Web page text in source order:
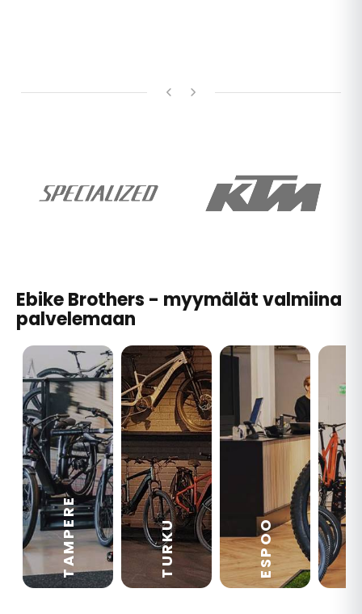
Ebike Brothers - myymälät valmiina
palvelemaan
TAMPERE TURKU ESPOO